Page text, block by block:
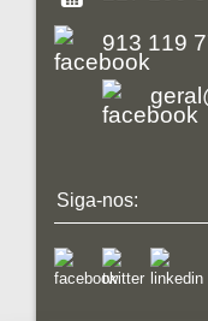
913 119
Siga-nos: